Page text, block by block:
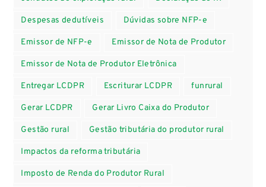
Despesas dedutíveis Dúvidas sobre NFP-e
Emissor de NFP-e Emissor de Nota de Produtor
Emissor de Nota de Produtor Eletrônica
Entregar LCDPR Escriturar LCDPR funrural
Gerar LCDPR Gerar Livro Caixa do Produtor
Gestão rural Gestão tributária do produtor rural
Impactos da reforma tributária
Imposto de Renda do Produtor Rural